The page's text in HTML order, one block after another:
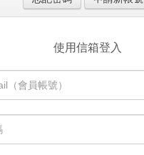
使用信箱登入